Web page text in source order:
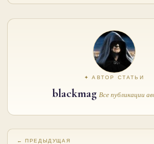
✦ АВТОР СТАТЬИ
blackmag Все публикации
← ПРЕДЫДУЩАЯ